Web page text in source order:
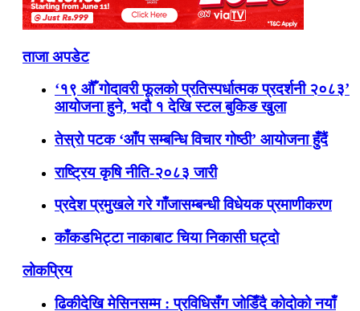
ताजा अपडेट
‘१९ औँ गोदावरी फूलको प्रतिस्पर्धात्मक प्रदर्शनी २०८३’
आयोजना हुने, भदौ १ देखि स्टल बुकिङ खुला
तेस्रो पटक ‘आँप सम्बन्धि विचार गोष्ठी’ आयोजना हुँदैं
राष्ट्रिय कृषि नीति-२०८३ जारी
प्रदेश प्रमुखले गरे गाँजासम्बन्धी विधेयक प्रमाणीकरण
काँकडभिट्टा नाकाबाट चिया निकासी घट्दो
लोकप्रिय
ढिकीदेखि मेसिनसम्म : प्रविधिसँग जोडिँदै कोदोको नयाँ